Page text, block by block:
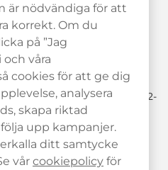
oss gärna!
910 97
17.00 | (Lunchstängt må-fre 12-
13)
är nödvändiga för att
korrekt. Om du
på ”Jag
våra
cookies för att ge dig
analysera
skapa riktad
upp kampanjer.
ditt samtycke
vår cookiepolicy för